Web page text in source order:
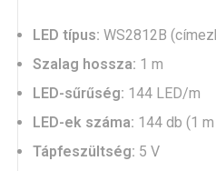
LED típus: WS2812B
Szalag hossza: 1 m
LED-sűrűség: 144 LED/m
LED-ek száma: 144 db (1
Tápfeszültség: 5 V